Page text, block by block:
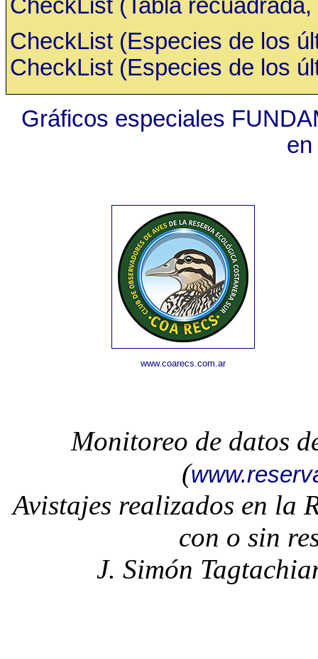
CheckList (Tabla
CheckList (Especies de los
CheckList (Especies de los
Gráficos especiales
www.coarecs.com.ar
Monitoreo de datos
(
Avistajes realizados en la
con o sin
J. Simón